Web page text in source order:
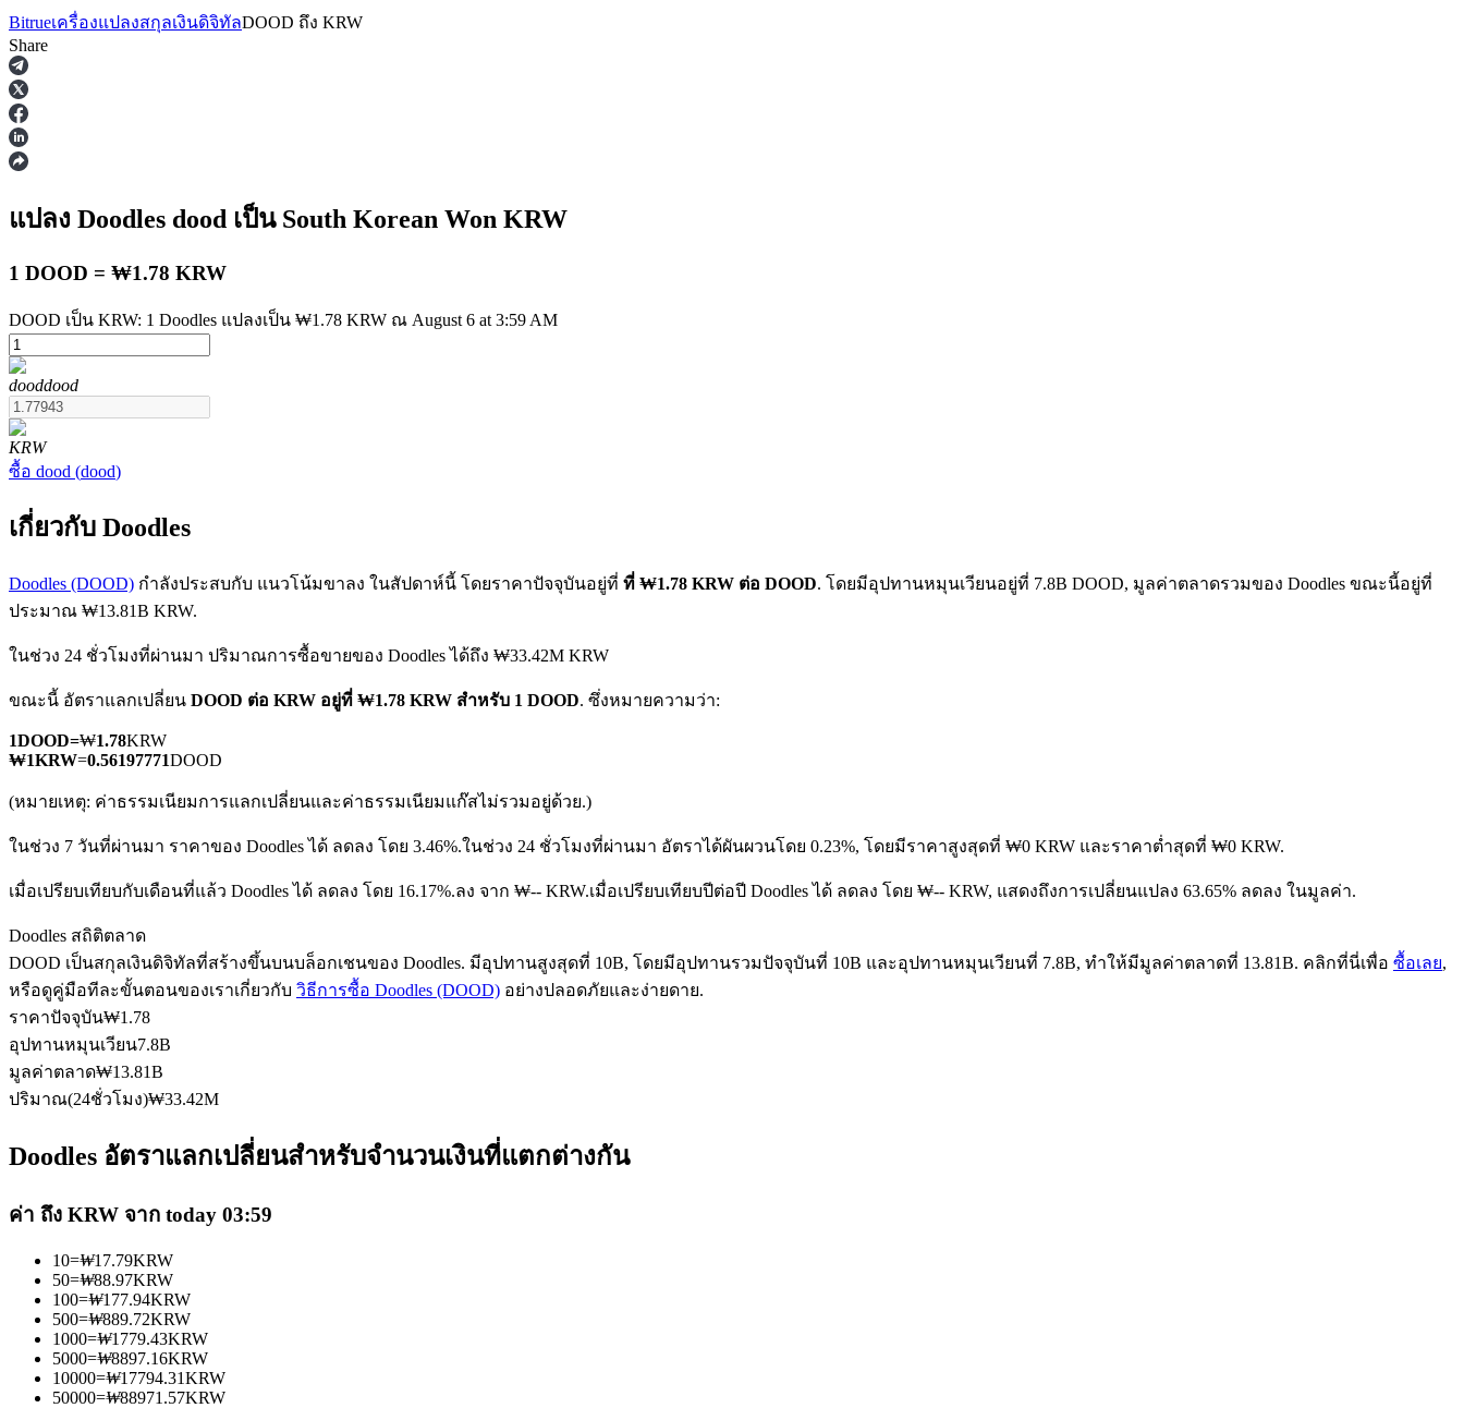
ฟิวเจอร์ส
ฟิวเจอร์ส USDT
ฟิวเจอร์ส COIN-M
ฟิวเจอร์สสกุลเงินดิจิทัล
TradFi
อนุพันธ์ของหุ้น ฟอเร็กซ์ โลหะมีค่า และสินค้าโภคภัณฑ์
ฟิวเจอร์ส USDC
ฟิวเจอร์สที่ใช้ USDC เป็นหลักประกัน
คัดลอกการซื้อขาย
เข้าร่วมกับเทรดเดอร์ชั้นนำ
Bitrueเครื่องแปลงสกุลเงินดิจิทัลDOOD ถึง KRW
Share
แปลง Doodles dood เป็น South Korean Won KRW
1 DOOD = ₩1.78 KRW
DOOD เป็น KRW: 1 Doodles แปลงเป็น ₩1.78 KRW ณ August 6 at 3:59 AM
dooddood
KRW
ซื้อ dood (dood)
เกี่ยวกับ Doodles
Doodles (DOOD) กำลังประสบกับ แนวโน้มขาลง ในสัปดาห์นี้ โดยราคาปัจจุบันอยู่ที่ ที่ ₩1.78 KRW ต่อ DOOD. โดยมีอุปทานหมุนเวียนอยู่ที่ 7.8B DOOD, มูลค่าตลาดรวมของ Doodles ขณะนี้อยู่ที่
ประมาณ ₩13.81B KRW.
ในช่วง 24 ชั่วโมงที่ผ่านมา ปริมาณการซื้อขายของ Doodles ได้ถึง ₩33.42M KRW
ขณะนี้ อัตราแลกเปลี่ยน DOOD ต่อ KRW อยู่ที่ ₩1.78 KRW สำหรับ 1 DOOD. ซึ่งหมายความว่า:
1DOOD=₩1.78KRW
₩1KRW=0.56197771DOOD
(หมายเหตุ: ค่าธรรมเนียมการแลกเปลี่ยนและค่าธรรมเนียมแก๊สไม่รวมอยู่ด้วย.)
ในช่วง 7 วันที่ผ่านมา ราคาของ Doodles ได้ ลดลง โดย 3.46%.ในช่วง 24 ชั่วโมงที่ผ่านมา อัตราได้ผันผวนโดย 0.23%, โดยมีราคาสูงสุดที่ ₩0 KRW และราคาต่ำสุดที่ ₩0 KRW.
เมื่อเปรียบเทียบกับเดือนที่แล้ว Doodles ได้ ลดลง โดย 16.17%.ลง จาก ₩-- KRW.เมื่อเปรียบเทียบปีต่อปี Doodles ได้ ลดลง โดย ₩-- KRW, แสดงถึงการเปลี่ยนแปลง 63.65% ลดลง ในมูลค่า.
Doodles สถิติตลาด
DOOD เป็นสกุลเงินดิจิทัลที่สร้างขึ้นบนบล็อกเชนของ Doodles. มีอุปทานสูงสุดที่ 10B, โดยมีอุปทานรวมปัจจุบันที่ 10B และอุปทานหมุนเวียนที่ 7.8B, ทำให้มีมูลค่าตลาดที่ 13.81B. คลิกที่นี่เพื่อ ซื้อเลย,
หรือดูคู่มือทีละขั้นตอนของเราเกี่ยวกับ วิธีการซื้อ Doodles (DOOD) อย่างปลอดภัยและง่ายดาย.
ราคาปัจจุบัน₩1.78
อุปทานหมุนเวียน7.8B
มูลค่าตลาด₩13.81B
ปริมาณ(24ชั่วโมง)₩33.42M
Doodles อัตราแลกเปลี่ยนสำหรับจำนวนเงินที่แตกต่างกัน
ค่า ถึง KRW จาก today 03:59
10=₩17.79KRW
50=₩88.97KRW
100=₩177.94KRW
500=₩889.72KRW
1000=₩1779.43KRW
5000=₩8897.16KRW
10000=₩17794.31KRW
50000=₩88971.57KRW